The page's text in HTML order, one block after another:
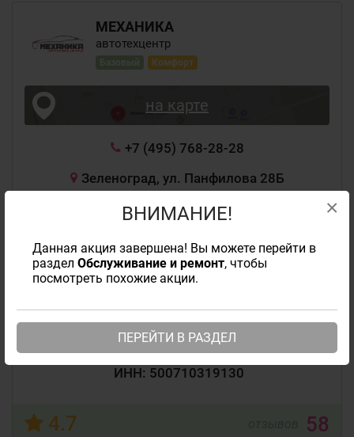
ВНИМАНИЕ!
Данная акция завершена! Вы можете перейти в
раздел Обслуживание и ремонт, чтобы
посмотреть похожие акции.
ПЕРЕЙТИ В РАЗДЕЛ
×
МЕХАНИКА
автотехцентр
Базовый Комфорт
на карте
+7 (495) 768-28-28
Зеленоград, ул. Панфилова 28Б
Сейчас закрыто
Часы работы
sw.ol@yandex.ru
https://механика-сервис.рф
ИП Свинкин Олег Николаевич
ИНН: 500710319130
4.7 58